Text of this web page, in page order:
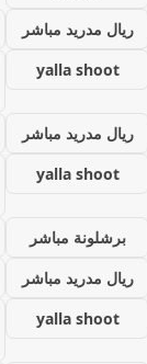
ريال مدريد مباشر
yalla shoot
ريال مدريد مباشر
yalla shoot
برشلونة مباشر
ريال مدريد مباشر
yalla shoot